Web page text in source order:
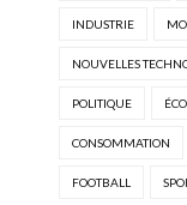
INDUSTRIE
NOUVELLES
POLITIQUE
CONSOMMATION
FOOTBALL